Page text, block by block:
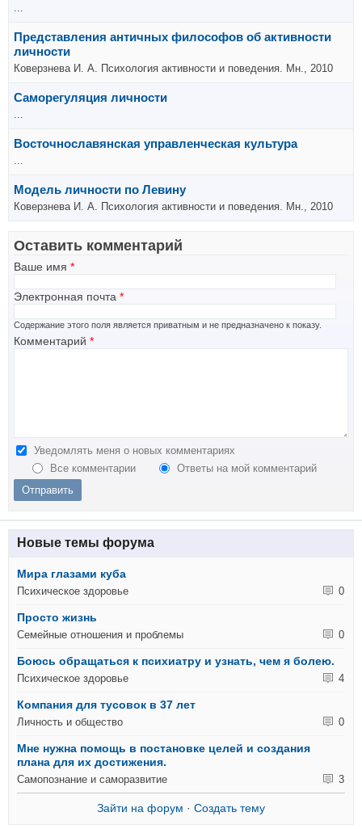
Представления античных философов об активности
личности
Коверзнева И. А. Психология активности и поведения. Мн., 2010
Саморегуляция личности
Восточнославянская управленческая культура
Модель личности по Левину
Коверзнева И. А. Психология активности и поведения. Мн., 2010
Оставить комментарий
Ваше имя *
Электронная почта *
Содержание этого поля является приватным и не предназначено к показу.
Комментарий *
Уведомлять меня о новых комментариях
Все комментарии
Ответы на мой комментарий
Новые темы форума
Мира глазами куба
Психическое здоровье 0
Просто жизнь
Семейные отношения и проблемы 0
Боюсь обращаться к психиатру и узнать, чем я болею.
Психическое здоровье 4
Компания для тусовок в 37 лет
Личность и общество 0
Мне нужна помощь в постановке целей и создания
плана для их достижения.
Самопознание и саморазвитие 3
Зайти на форум · Создать тему